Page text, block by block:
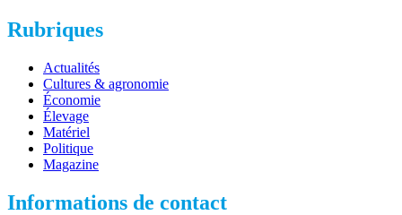
Rubriques
Actualités
Cultures & agronomie
Économie
Élevage
Matériel
Politique
Magazine
Informations de contact